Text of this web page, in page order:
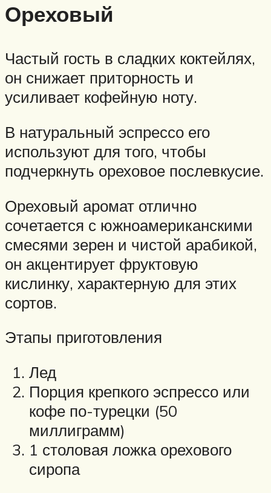
Ореховый
Частый гость в сладких коктейлях,
он снижает приторность и
усиливает кофейную ноту.
В натуральный эспрессо его
используют для того, чтобы
подчеркнуть ореховое послевкусие.
Ореховый аромат отлично
сочетается с южноамериканскими
смесями зерен и чистой арабикой,
он акцентирует фруктовую
кислинку, характерную для этих
сортов.
Этапы приготовления
Лед
Порция крепкого эспрессо или
кофе по-турецки (50
миллиграмм)
1 столовая ложка орехового
сиропа